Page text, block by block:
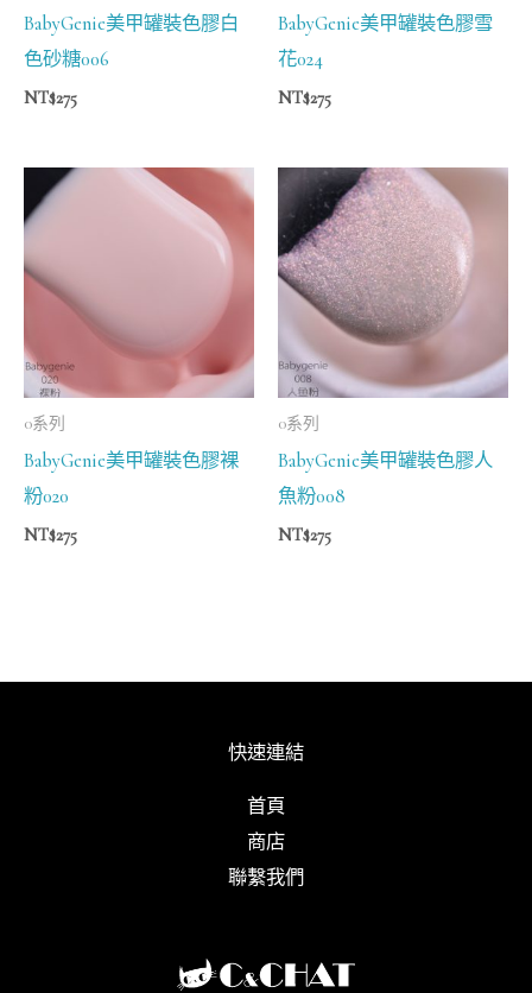
BabyGenie美甲罐裝色膠白
色砂糖006
NT$275
BabyGenie美甲罐裝色膠雪
花024
NT$275
0系列
BabyGenie美甲罐裝色膠裸
粉020
NT$275
0系列
BabyGenie美甲罐裝色膠人
魚粉008
NT$275
快速連結
首頁
商店
聯繫我們